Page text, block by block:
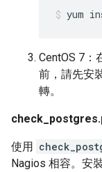
yum
CentOS 7：
前，請先安
轉。
使用
Nagios 相容。安